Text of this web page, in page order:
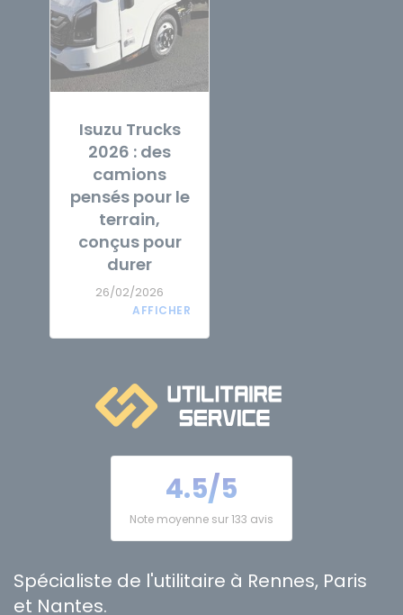
Isuzu Trucks
2026 : des
camions
pensés pour le
terrain,
conçus pour
durer
26/02/2026
4.5/5
Note moyenne sur 133 avis
Spécialiste de l'utilitaire à Rennes, Paris
et Nantes.